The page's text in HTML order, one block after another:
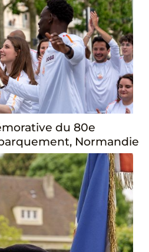
du 80e
Normandie